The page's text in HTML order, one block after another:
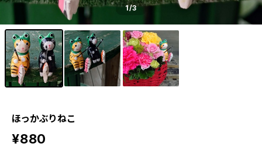
1/3
ほっかぶりねこ
¥880